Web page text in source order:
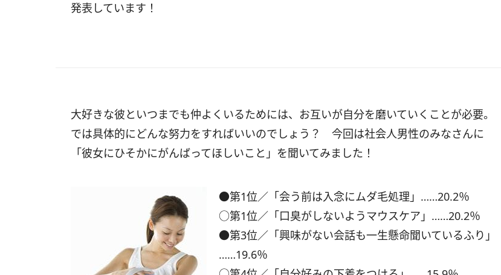
発表しています！
大好きな彼といつまでも仲よくいるためには、お互いが自分を磨いていくことが必要。
では具体的にどんな努力をすればいいのでしょう？ 今回は社会人男性のみなさんに
「彼女にひそかにがんばってほしいこと」を聞いてみました！
●第1位／「会う前は入念にムダ毛処理」……20.2％
○第1位／「口臭がしないようマウスケア」……20.2％
●第3位／「興味がない会話も一生懸命聞いているふり」
……19.6％